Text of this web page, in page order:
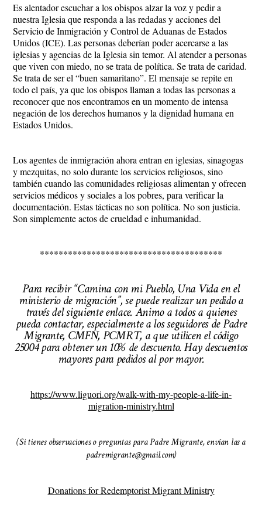
Es alentador escuchar a los obispos alzar la voz y pedir a
nuestra Iglesia que responda a las redadas y acciones del
Servicio de Inmigración y Control de Aduanas de Estados
Unidos (ICE). Las personas deberían poder acercarse a las
iglesias y agencias de la Iglesia sin temor. Al atender a personas
que viven con miedo, no se trata de política. Se trata de caridad.
Se trata de ser el “buen samaritano”. El mensaje se repite en
todo el país, ya que los obispos llaman a todas las personas a
reconocer que nos encontramos en un momento de intensa
negación de los derechos humanos y la dignidad humana en
Estados Unidos.
Los agentes de inmigración ahora entran en iglesias, sinagogas
y mezquitas, no solo durante los servicios religiosos, sino
también cuando las comunidades religiosas alimentan y ofrecen
servicios médicos y sociales a los pobres, para verificar la
documentación. Estas tácticas no son política. No son justicia.
Son simplemente actos de crueldad e inhumanidad.
***************************************
Para recibir “Camina con mi Pueblo, Una Vida en el
ministerio de migración”, se puede realizar un pedido a
través del siguiente enlace. Animo a todos a quienes
pueda contactar, especialmente a los seguidores de Padre
Migrante, CMFN, PCMRT, a que utilicen el código
25004 para obtener un 10% de descuento. Hay descuentos
mayores para pedidos al por mayor.
https://www.liguori.org/walk-with-my-people-a-life-in-
migration-ministry.html
(Si tienes observaciones o preguntas para Padre Migrante, envían las a
padremigrante@gmail.com)
Donations for Redemptorist Migrant Ministry